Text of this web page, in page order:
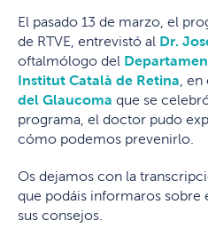
El pasado 13 de marzo, el
de RTVE, entrevistó al Dr.
oftalmólogo del
Institut Català de Retina ,
del Glaucoma que se
programa, el doctor pudo
cómo podemos prevenirlo.
Os dejamos con la
que podáis informaros sobre
sus consejos.